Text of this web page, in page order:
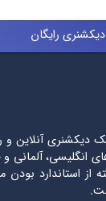
رایگان
دیکشنری آنلاین
انگلیسی،
استاندارد بودن